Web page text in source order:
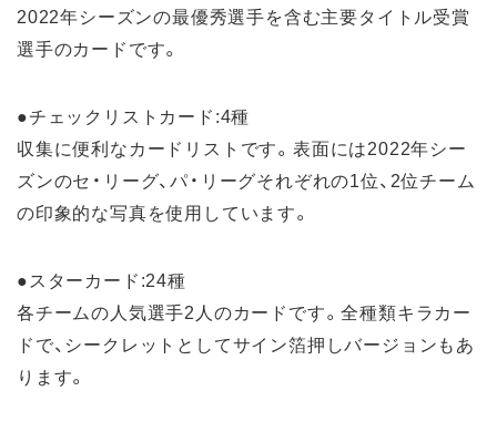
2022年シーズンの最優秀選手を含む主要タイトル受賞
選手のカードです。
●チェックリストカード:4種
収集に便利なカードリストです。表面には2022年シー
ズンのセ・リーグ、パ・リーグそれぞれの1位、2位チーム
の印象的な写真を使用しています。
●スターカード:24種
各チームの人気選手2人のカードです。全種類キラカー
ドで、シークレットとしてサイン箔押しバージョンもあ
ります。